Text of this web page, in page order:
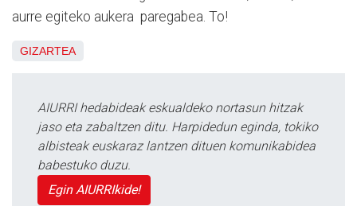
aurre egiteko aukera paregabea. To!
GIZARTEA
AIURRI hedabideak eskualdeko nortasun hitzak
jaso eta zabaltzen ditu. Harpidedun eginda, tokiko
albisteak euskaraz lantzen dituen komunikabidea
babestuko duzu.
Egin AIURRIkide!